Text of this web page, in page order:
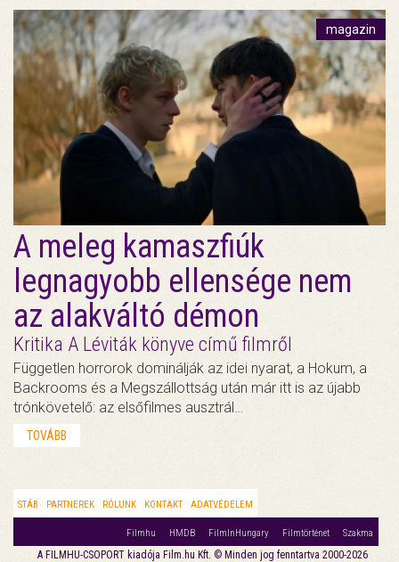
magazin
A meleg kamaszfiúk
legnagyobb ellensége nem
az alakváltó démon
Kritika A Léviták könyve című filmről
Független horrorok dominálják az idei nyarat, a Hokum, a
Backrooms és a Megszállottság után már itt is az újabb
trónkövetelő: az elsőfilmes ausztrál…
TOVÁBB
STÁB PARTNEREK RÓLUNK KONTAKT ADATVÉDELEM
Filmhu HMDB FilmInHungary Filmtörténet Szakma
A FILMHU-CSOPORT kiadója Film.hu Kft. © Minden jog fenntartva 2000-2026